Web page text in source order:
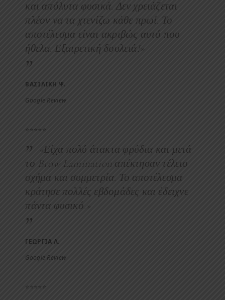
και απόλυτα φυσικά. Δεν χρειάζεται
πλέον να τα χτενίζω κάθε πρωί. Το
αποτέλεσμα είναι ακριβώς αυτό που
ήθελα. Εξαιρετική δουλειά!»
ΒΑΣΙΛΙΚΗ Ψ.
Google Review
⭐⭐⭐⭐⭐
«Είχα πολύ άτακτα φρύδια και μετά
το Brow Lamination απέκτησαν τέλειο
σχήμα και συμμετρία. Το αποτέλεσμα
κράτησε πολλές εβδομάδες και έδειχνε
πάντα φυσικό.»
ΓΕΩΡΓΙΑ Λ.
Google Review
⭐⭐⭐⭐⭐